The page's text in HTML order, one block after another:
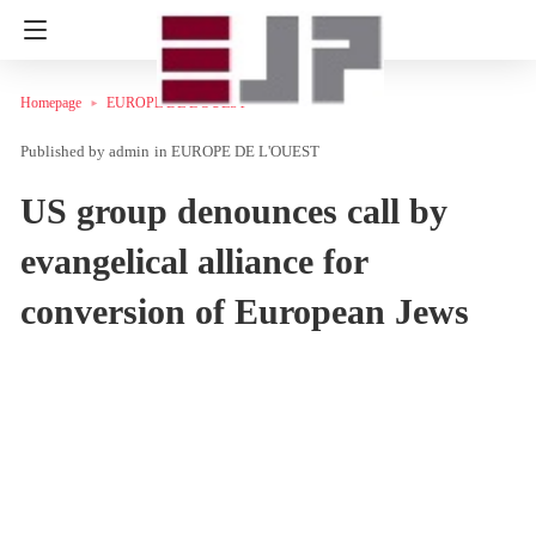
Homepage EUROPE DE L'OUEST
admin in EUROPE DE L'OUEST
US group denounces call by
evangelical alliance for
conversion of European Jews